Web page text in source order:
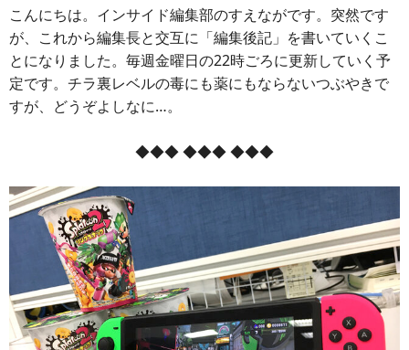
こんにちは。インサイド編集部のすえながです。突然です
が、これから編集長と交互に「編集後記」を書いていくこ
とになりました。毎週金曜日の22時ごろに更新していく予
定です。チラ裏レベルの毒にも薬にもならないつぶやきで
すが、どうぞよしなに…。
◆◆◆ ◆◆◆ ◆◆◆